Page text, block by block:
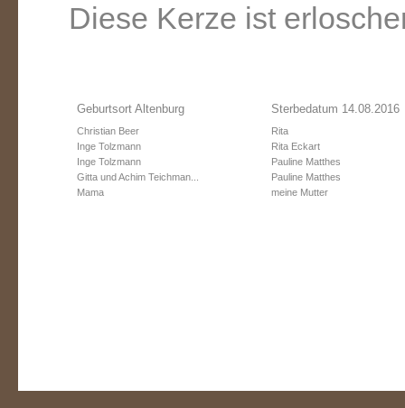
Diese Kerze ist
Geburtsort Altenburg
Christian Beer
Inge Tolzmann
Inge Tolzmann
Gitta und Achim Teichman...
Mama
Sterbedatum 14.08.2016
Rita
Rita Eckart
Pauline Matthes
Pauline Matthes
meine Mutter